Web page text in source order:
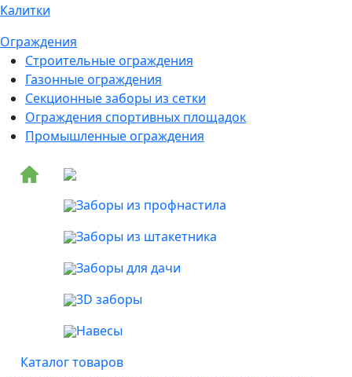
Калитки
Ограждения
Строительные ограждения
Газонные ограждения
Секционные заборы из сетки
Ограждения спортивных площадок
Промышленные ограждения
Заборы из профнастила
Заборы из штакетника
Заборы для дачи
3D заборы
Навесы
Каталог товаров